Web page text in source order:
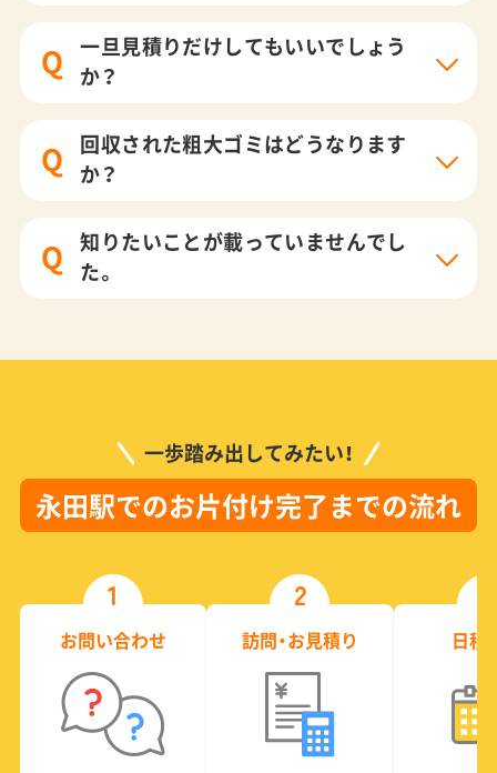
Q
一旦見積りだけしてもいいでしょう
か？
Q
回収された粗大ゴミはどうなります
か？
Q
知りたいことが載っていませんでし
た。
一歩踏み出してみたい！
永田駅でのお片付け完了までの流れ
1
お問い合わせ
2
訪問・お見積り 日程